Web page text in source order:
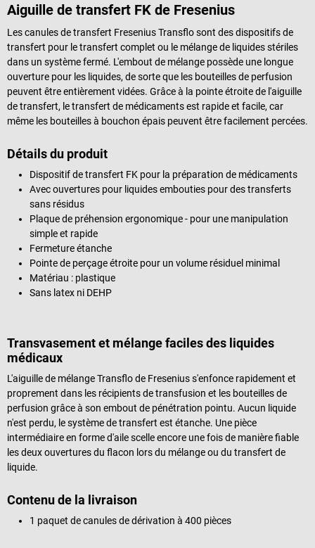
Aiguille de transfert FK de Fresenius
Les canules de transfert Fresenius Transflo sont des dispositifs de
transfert pour le transfert complet ou le mélange de liquides stériles
dans un système fermé. L'embout de mélange possède une longue
ouverture pour les liquides, de sorte que les bouteilles de perfusion
peuvent être entièrement vidées. Grâce à la pointe étroite de l'aiguille
de transfert, le transfert de médicaments est rapide et facile, car
même les bouteilles à bouchon épais peuvent être facilement percées.
Détails du produit
Dispositif de transfert FK pour la préparation de médicaments
Avec ouvertures pour liquides embouties pour des transferts
sans résidus
Plaque de préhension ergonomique - pour une manipulation
simple et rapide
Fermeture étanche
Pointe de perçage étroite pour un volume résiduel minimal
Matériau : plastique
Sans latex ni DEHP
Transvasement et mélange faciles des liquides
médicaux
L'aiguille de mélange Transflo de Fresenius s'enfonce rapidement et
proprement dans les récipients de transfusion et les bouteilles de
perfusion grâce à son embout de pénétration pointu. Aucun liquide
n'est perdu, le système de transfert est étanche. Une pièce
intermédiaire en forme d'aile scelle encore une fois de manière fiable
les deux ouvertures du flacon lors du mélange ou du transfert de
liquide.
Contenu de la livraison
1 paquet de canules de dérivation à 400 pièces